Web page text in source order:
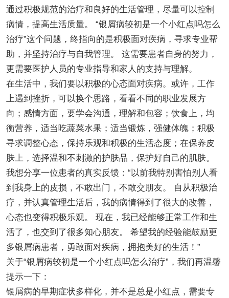
通过积极规范的治疗和良好的生活管理，尽量可以控制
病情，提高生活质量。 “银屑病较初是一个小红点吗怎么
治疗”这个问题，终指向的是积极面对疾病，寻求专业帮
助，并坚持治疗与自我管理。 这需要患者自身的努力，
更需要医护人员的专业指导和家人的支持与理解。
在生活中，我们要以积极的心态面对疾病。或许，工作
上遇到挫折，可以换个思路，看看不同的职业发展方
向；感情方面，要学会沟通，理解和包容；饮食上，均
衡营养，适当吃蔬菜水果；适当锻炼，强健体魄；积极
寻求调整心态，保持乐观和积极的生活态度；在保养皮
肤上，选择温和不刺激的护肤品，保护好自己的肌肤。
我想分享一位患者的真实反馈：“以前我特别害怕别人看
到我身上的皮损，不敢出门，不敢交朋友。 自从积极治
疗，并认真管理生活后，我的病情得到了很大的改善，
心态也变得积极乐观。 现在，我已经能够正常工作和生
活了，也交到了很多知心朋友。 希望我的经验能鼓励更
多银屑病患者，勇敢面对疾病，拥抱美好的生活！”
关于“银屑病较初是一个小红点吗怎么治疗”，我们再温馨
提示一下：
银屑病的早期症状多样化，并不是总是小红点，需要专